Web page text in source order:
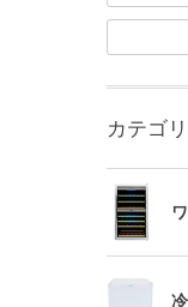
カテゴ